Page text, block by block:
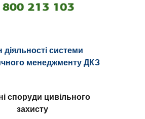
діяльності системи
менеджменту ДКЗ
споруди цивільного
захисту